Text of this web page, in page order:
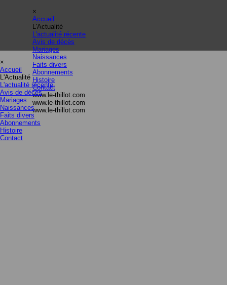
×
Accueil
L'Actualité
L'actualité récente
Avis de décès
Mariages
Naissances
Faits divers
Abonnements
Histoire
Contact
www.le-thillot.com
www.le-thillot.com
www.le-thillot.com
Sauter le menu
×
Accueil
L'Actualité ▼
L'actualité récente
Avis de décès
Mariages
Naissances
Faits divers
Abonnements
Histoire
Contact